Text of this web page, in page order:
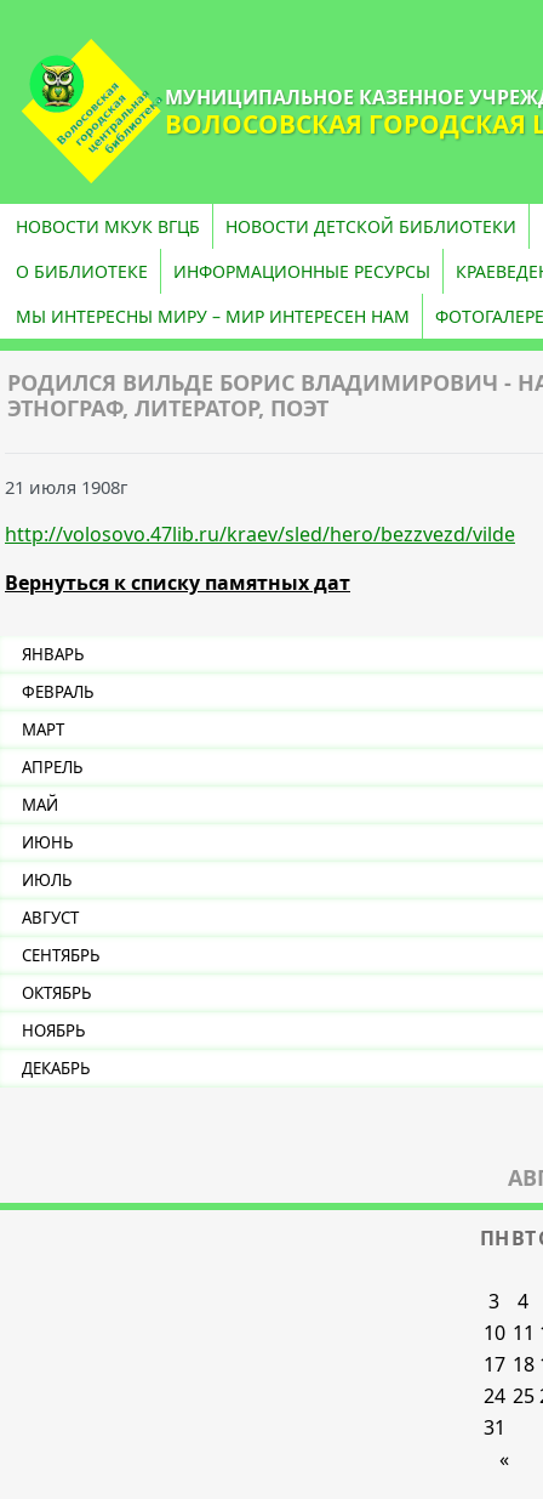
МУНИЦИПАЛЬНОЕ КАЗЕННОЕ
ВОЛОСОВСКАЯ ГОРОДСКАЯ
НОВОСТИ МКУК ВГЦБ НОВОСТИ ДЕТСКОЙ БИБЛИОТЕКИ
О БИБЛИОТЕКЕ
ИНФОРМАЦИОННЫЕ РЕСУРСЫ
МЫ ИНТЕРЕСНЫ МИРУ – МИР ИНТЕРЕСЕН НАМ
РОДИЛСЯ ВИЛЬДЕ БОРИС ВЛАДИМИРОВИЧ -
ЭТНОГРАФ, ЛИТЕРАТОР, ПОЭТ
21 июля 1908г
http://volosovo.47lib.ru/kraev/sled/hero/bezzvezd/vilde
Вернуться к списку памятных дат
ЯНВАРЬ
ФЕВРАЛЬ
МАРТ
АПРЕЛЬ
МАЙ
ИЮНЬ
ИЮЛЬ
АВГУСТ
СЕНТЯБРЬ
ОКТЯБРЬ
НОЯБРЬ
ДЕКАБРЬ
ПНВТ
3
4
10 11
17 18
24 25
31
«